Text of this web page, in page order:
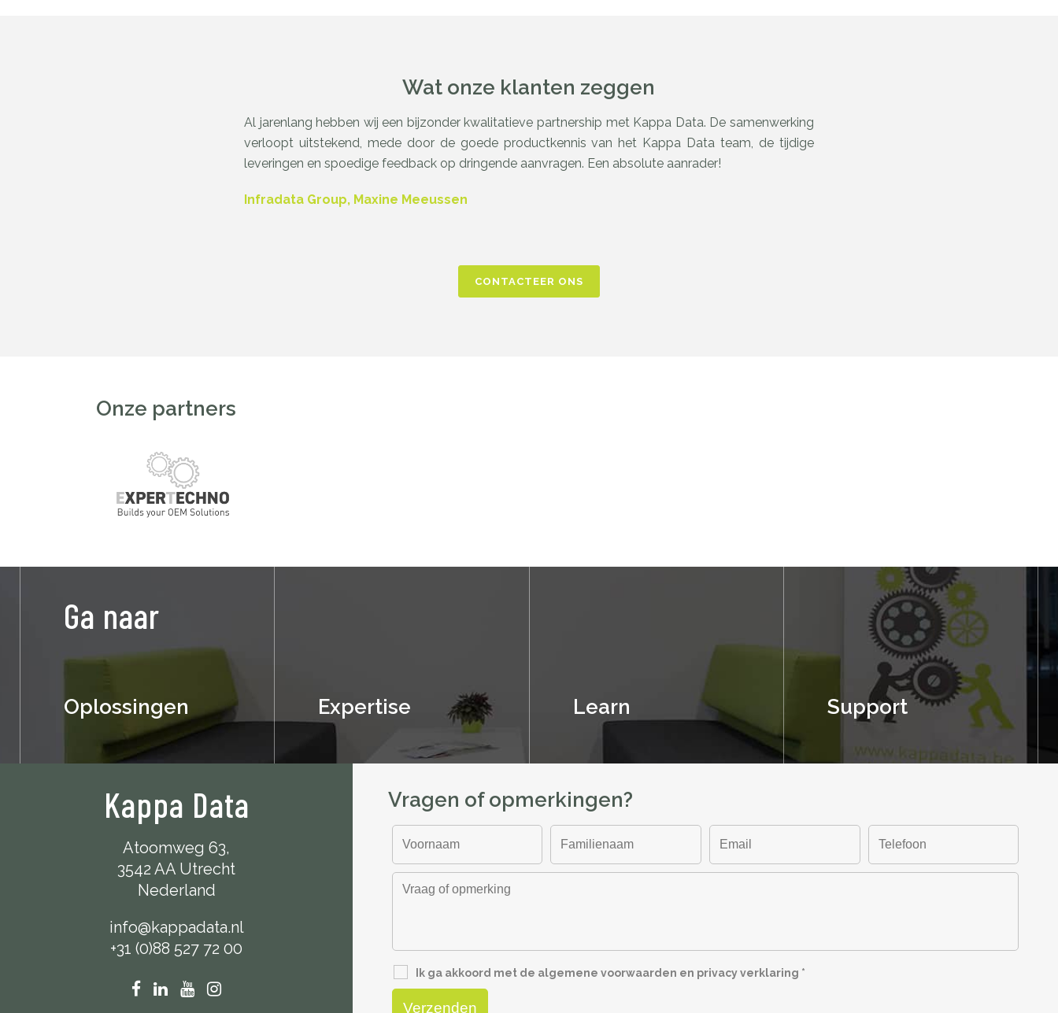
Wat onze klanten zeggen
Al jarenlang hebben wij een bijzonder kwalitatieve partnership met Kappa Data. De samenwerking
verloopt uitstekend, mede door de goede productkennis van het Kappa Data team, de tijdige
leveringen en spoedige feedback op dringende aanvragen. Een absolute aanrader!
Infradata Group, Maxine Meeussen
CONTACTEER ONS
Onze partners
Ga naar
Oplossingen Expertise Learn Support
Kappa Data
Atoomweg 63,
3542 AA Utrecht
Nederland
info@kappadata.nl
+31 (0)88 527 72 00
Vragen of opmerkingen?
Ik ga akkoord met de algemene voorwaarden en privacy verklaring *